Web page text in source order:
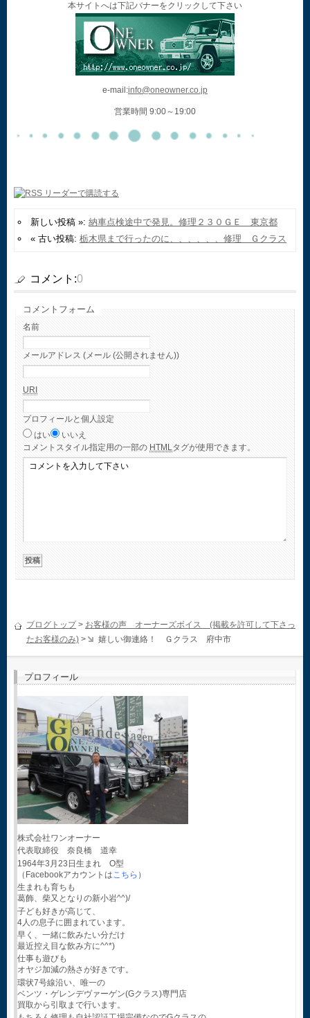
本サイトへは下記バナーをクリックして下さい
e-mail:info@oneowner.co.jp
営業時間 9:00～19:00
新しい投稿 »: 納車点検途中で発見。修理２３０ＧＥ 東京都
« 古い投稿: 栃木県まで行ったのに、、、、、、修理 Ｇクラス
コメント:0
コメントフォーム
名前
メールアドレス (メール (公開されません))
URI
プロフィールと個人設定
はい
いいえ
コメント スタイル指定用の一部の HTMLタグが使用できます。
ブログトップ> お客様の声 オーナーズボイス (掲載を許可して下さっ
たお客様のみ) > 嬉しい御連絡！ Ｇクラス 府中市
プロフィール
株式会社ワンオーナー
代表取締役 奈良橋 道幸
1964年3月23日生まれ O型
（Facebookアカウントはこちら ）
生まれも育ちも
葛飾、柴又となりの新小岩^^)/
子ども好きが高じて、
4人の息子に囲まれています。
早く、一緒に飲みたい分だけ
最近控え目な飲み方に^^*)
仕事も遊びも
オヤジ加減の熱さが好きです。
環状7号線沿い、唯一の
ベンツ・ゲレンデヴァーゲン(Gクラス)専門店
買取から引取まで行います。